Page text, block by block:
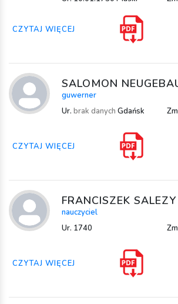
CZYTAJ WIĘCEJ
SALOMON
guwerner
Ur. brak danych Gdańsk
CZYTAJ WIĘCEJ
FRANCISZEK SALEZY
nauczyciel
Ur. 1740
CZYTAJ WIĘCEJ